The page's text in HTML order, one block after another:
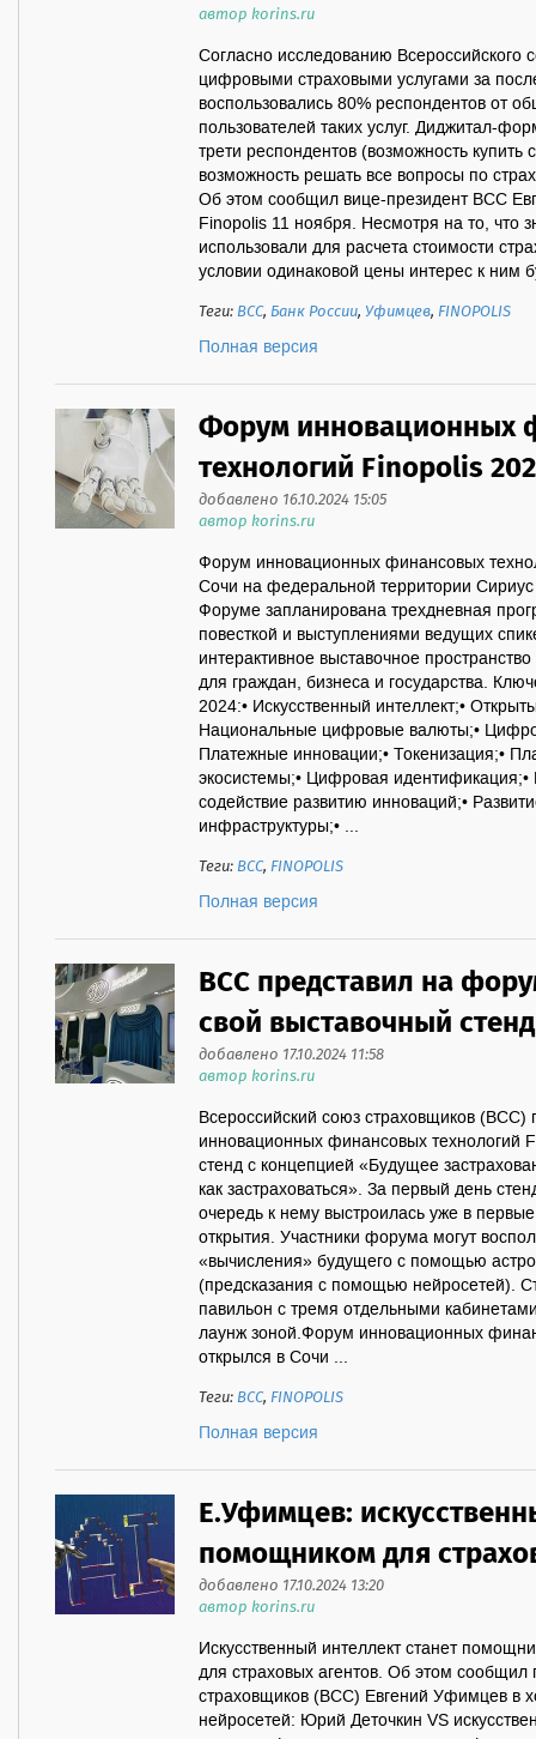
автор korins.ru
Согласно исследованию Всероссийского
цифровыми страховыми услугами за
воспользовались 80% респондентов от
пользователей таких услуг. Диджитал-
трети респондентов (возможность купить
возможность решать все вопросы по
Об этом сообщил вице-президент ВСС
Finopolis 11 ноября. Несмотря на то, что
использовали для расчета стоимости
условии одинаковой цены интерес к ним
Теги:ВСС, Банк России, Уфимцев, FINOPOLIS
Полная версия
Форум инновационных
технологий Finopolis
добавлено 16.10.2024 15:05
автор korins.ru
Форум инновационных финансовых
Сочи на федеральной территории
Форуме запланирована трехдневная
повесткой и выступлениями ведущих
интерактивное выставочное
для граждан, бизнеса и государства.
2024:• Искусственный интеллект;•
Национальные цифровые валюты;•
Платежные инновации;• Токенизация;•
экосистемы;• Цифровая идентификация;•
содействие развитию инноваций;•
инфраструктуры;• ...
Теги:ВСС, FINOPOLIS
Полная версия
ВСС представил на
свой выставочный стенд
добавлено 17.10.2024 11:58
автор korins.ru
Всероссийский союз страховщиков
инновационных финансовых технологий
стенд с концепцией «Будущее
как застраховаться». За первый день
очередь к нему выстроилась уже в
открытия. Участники форума могут
«вычисления» будущего с помощью
(предсказания с помощью нейросетей).
павильон с тремя отдельными
лаунж зоной.Форум инновационных
открылся в Сочи ...
Теги:ВСС, FINOPOLIS
Полная версия
Е.Уфимцев:
помощником для
добавлено 17.10.2024 13:20
автор korins.ru
Искусственный интеллект станет
для страховых агентов. Об этом сообщил
страховщиков (ВСС) Евгений Уфимцев в
нейросетей: Юрий Деточкин VS